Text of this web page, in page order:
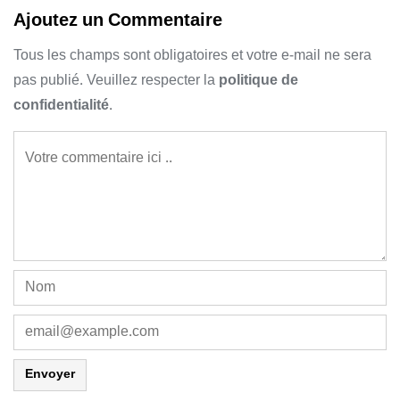
Ajoutez un Commentaire
Tous les champs sont obligatoires et votre e-mail ne sera
pas publié. Veuillez respecter lapolitique de
confidentialité.
Envoyer